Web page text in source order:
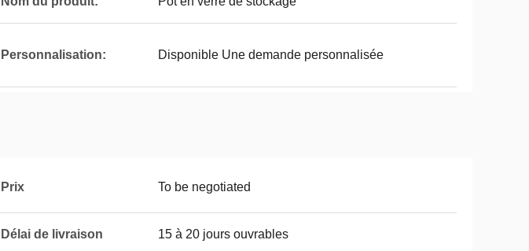
Personnalisation: Disponible Une demande personnalisée
Prix To be negotiated
Délai de livraison 15 à 20 jours ouvrables